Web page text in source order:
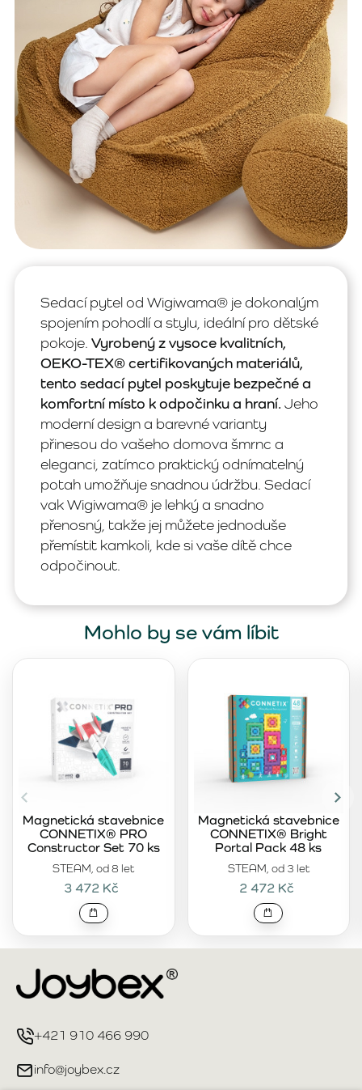
Sedací pytel od Wigiwama® je dokonalým
spojením pohodlí a stylu, ideální pro dětské
pokoje. Vyrobený z vysoce kvalitních,
OEKO-TEX® certifikovaných materiálů,
tento sedací pytel poskytuje bezpečné a
komfortní místo k odpočinku a hraní. Jeho
moderní design a barevné varianty
přinesou do vašeho domova šmrnc a
eleganci, zatímco praktický odnímatelný
potah umožňuje snadnou údržbu. Sedací
vak Wigiwama® je lehký a snadno
přenosný, takže jej můžete jednoduše
přemístit kamkoli, kde si vaše dítě chce
odpočinout.
Mohlo by se vám líbit
STEAM, od 8 let
Magnetická stavebnice
CONNETIX® PRO
Constructor Set 70 ks
3 472 Kč
STEAM, od 3 let
Magnetická stavebnice
CONNETIX® Bright
Portal Pack 48 ks
2 472 Kč
+421 910 466 990
info@joybex.cz